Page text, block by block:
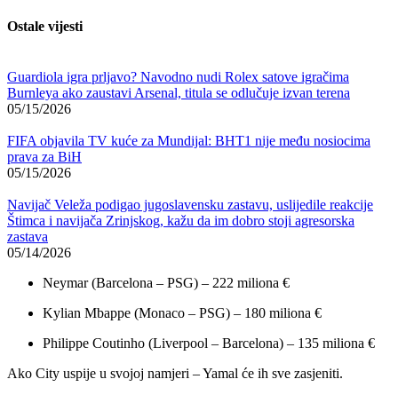
Ostale vijesti
Guardiola igra prljavo? Navodno nudi Rolex satove igračima
Burnleya ako zaustavi Arsenal, titula se odlučuje izvan terena
05/15/2026
FIFA objavila TV kuće za Mundijal: BHT1 nije među nosiocima
prava za BiH
05/15/2026
Navijač Veleža podigao jugoslavensku zastavu, uslijedile reakcije
Štimca i navijača Zrinjskog, kažu da im dobro stoji agresorska
zastava
05/14/2026
Neymar (Barcelona – PSG) – 222 miliona €
Kylian Mbappe (Monaco – PSG) – 180 miliona €
Philippe Coutinho (Liverpool – Barcelona) – 135 miliona €
Ako City uspije u svojoj namjeri – Yamal će ih sve zasjeniti.